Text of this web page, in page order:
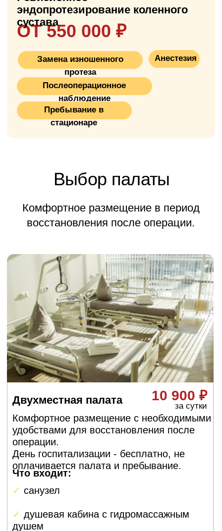
занимаются спортом.
Во время операции хирург удаляет
повреждённые части костей коленного
металлический протез, который
восстанавливает нормальное движение и
функцию ноги. Мы используем
современные импланты (Smith & Nephew,
Zimmer, DePuy) с гарантией 25–30 лет.
Операция длится 45–70 минут, выписка
через 5–7 дней, ранняя реабилитация
начинается уже в первые сутки после
ЛФК, физиотерапия. Полное
качества реабилитации.
Какие бывают
операции на коленном
суставе
Частичная замена коленного сустава: заменяют
только один отдел. Это менее инвазивно, чем
тотальное, восстановление быстрее (2–3 недели
вместо 6–8 недель), но подходит только для
локального артроза. Одномыщелковый
протез сохраняет больше собственных тканей и
Одномыщелковое
коленного сустава
эндопротезирование
коленного сустава
Заменяются бедренный мыщелок,
большеберцовый плато и часто надколенник
(чашечка). Это самая распространённая
операция при развитом артрозе. Используют
полные протезы, которые воспроизводят
естественное движение колена.
Тотальное
эндопротезирование
коленного сустава